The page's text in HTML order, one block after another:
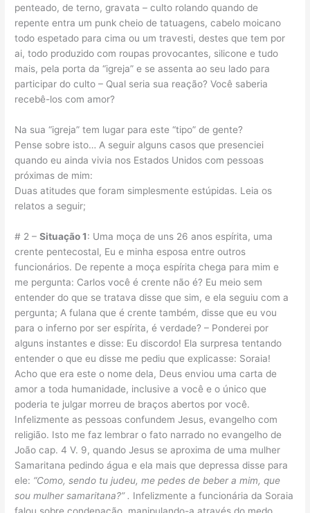
penteado, de terno, gravata – culto rolando quando de
repente entra um punk cheio de tatuagens, cabelo moicano
todo espetado para cima ou um travesti, destes que tem por
ai, todo produzido com roupas provocantes, silicone e tudo
mais, pela porta da “igreja” e se assenta ao seu lado para
participar do culto – Qual seria sua reação? Você saberia
recebê-los com amor?
Na sua “igreja” tem lugar para este “tipo” de gente?
Pense sobre isto… A seguir alguns casos que presenciei
quando eu ainda vivia nos Estados Unidos com pessoas
próximas de mim:
Duas atitudes que foram simplesmente estúpidas. Leia os
relatos a seguir;
# 2 –Situação 1: Uma moça de uns 26 anos espírita, uma
crente pentecostal, Eu e minha esposa entre outros
funcionários. De repente a moça espírita chega para mim e
me pergunta: Carlos você é crente não é? Eu meio sem
entender do que se tratava disse que sim, e ela seguiu com a
pergunta; A fulana que é crente também, disse que eu vou
para o inferno por ser espírita, é verdade? – Ponderei por
alguns instantes e disse: Eu discordo! Ela surpresa tentando
entender o que eu disse me pediu que explicasse: Soraia!
Acho que era este o nome dela, Deus enviou uma carta de
amor a toda humanidade, inclusive a você e o único que
poderia te julgar morreu de braços abertos por você.
Infelizmente as pessoas confundem Jesus, evangelho com
religião. Isto me faz lembrar o fato narrado no evangelho de
João cap. 4 V. 9, quando Jesus se aproxima de uma mulher
Samaritana pedindo água e ela mais que depressa disse para
ele: “Como, sendo tu judeu, me pedes de beber a mim, que
sou mulher samaritana?” . Infelizmente a funcionária da Soraia
falou sobre condenação, manipulando-a através do medo…